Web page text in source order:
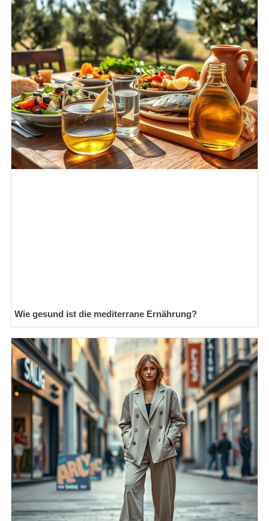
Wie gesund ist die mediterrane Ernährung?